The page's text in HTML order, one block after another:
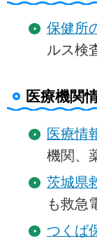
保健所
ルス検
医療機関
医療情
機関、
茨城県
も救急
つくば